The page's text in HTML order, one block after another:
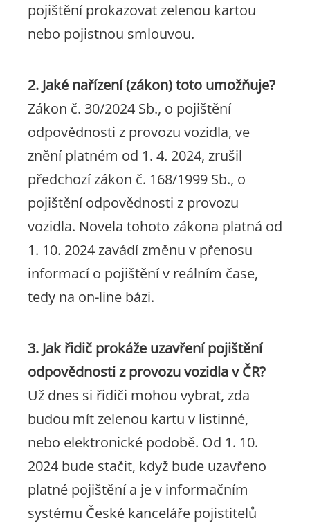
pojištění prokazovat zelenou kartou
nebo pojistnou smlouvou.
2. Jaké nařízení (zákon) toto umožňuje?
Zákon č. 30/2024 Sb., o pojištění
odpovědnosti z provozu vozidla, ve
znění platném od 1. 4. 2024, zrušil
předchozí zákon č. 168/1999 Sb., o
pojištění odpovědnosti z provozu
vozidla. Novela tohoto zákona platná od
1. 10. 2024 zavádí změnu v přenosu
informací o pojištění v reálním čase,
tedy na on-line bázi.
3. Jak řidič prokáže uzavření pojištění
odpovědnosti z provozu vozidla v ČR?
Už dnes si řidiči mohou vybrat, zda
budou mít zelenou kartu v listinné,
nebo elektronické podobě. Od 1. 10.
2024 bude stačit, když bude uzavřeno
platné pojištění a je v informačním
systému České kanceláře pojistitelů